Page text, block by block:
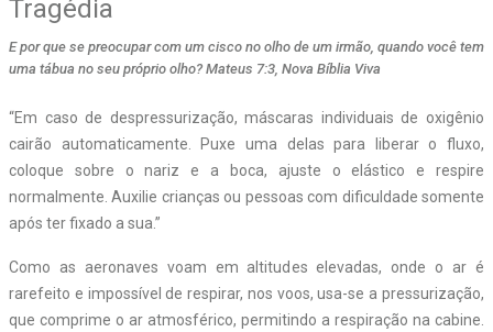
Tragédia
E por que se preocupar com um cisco no olho de um irmão, quando você tem
uma tábua no seu próprio olho? Mateus 7:3, Nova Bíblia Viva
“Em caso de despressurização, máscaras individuais de oxigênio
cairão automaticamente. Puxe uma delas para liberar o fluxo,
coloque sobre o nariz e a boca, ajuste o elástico e respire
normalmente. Auxilie crianças ou pessoas com dificuldade somente
após ter fixado a sua.”
Como as aeronaves voam em altitudes elevadas, onde o ar é
rarefeito e impossível de respirar, nos voos, usa-se a pressurização,
que comprime o ar atmosférico, permitindo a respiração na cabine.